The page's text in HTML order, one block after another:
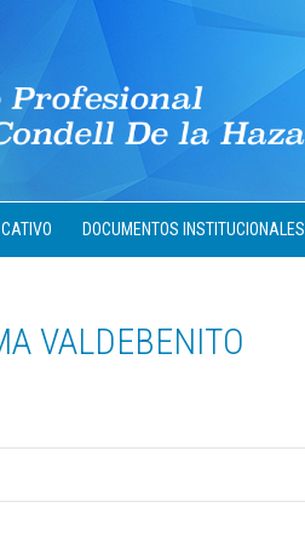
DOCUMENTOS INSTITUCIONALES
VALDEBENITO